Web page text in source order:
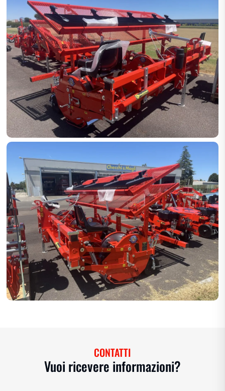
CONTATTI
Vuoi ricevere informazioni?